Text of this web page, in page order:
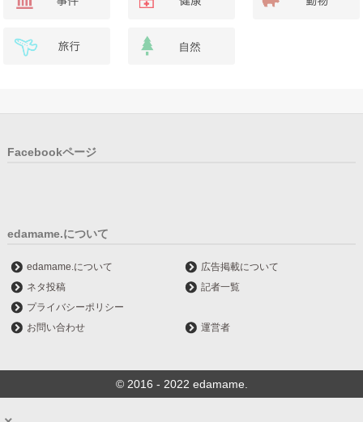
Facebookページ
edamame.について
edamame.について
広告掲載について
ネタ投稿
記者一覧
プライバシーポリシー
お問い合わせ
運営者
© 2016 - 2022 edamame.